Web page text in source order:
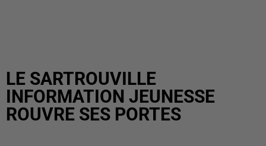
LE SARTROUVILLE
INFORMATION JEUNESSE
ROUVRE SES PORTES